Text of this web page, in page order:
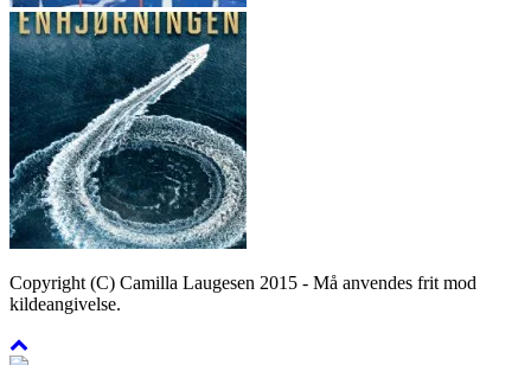
Copyright (C) Camilla Laugesen 2015 - Må anvendes frit mod
kildeangivelse.